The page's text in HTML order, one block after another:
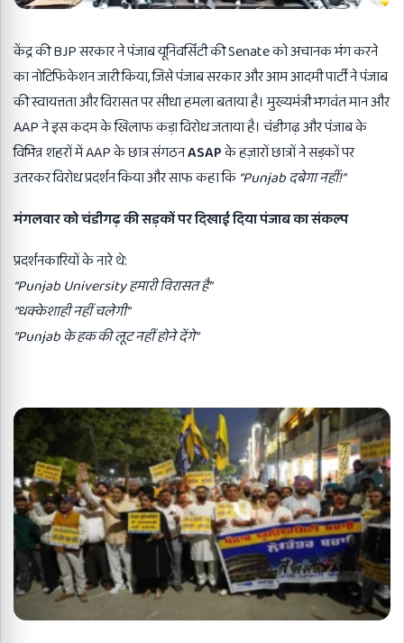
केंद्र की BJP सरकार ने पंजाब यूनिवर्सिटी की Senate को अचानक भंग करने
का नोटिफिकेशन जारी किया, जिसे पंजाब सरकार और आम आदमी पार्टी ने पंजाब
की स्वायत्तता और विरासत पर सीधा हमला बताया है। मुख्यमंत्री भगवंत मान और
AAP ने इस कदम के खिलाफ कड़ा विरोध जताया है। चंडीगढ़ और पंजाब के
विभिन्न शहरों में AAP के छात्र संगठनASAPके हज़ारों छात्रों ने सड़कों पर
उतरकर विरोध प्रदर्शन किया और साफ कहा कि “Punjabदबेगा नहीं!”
मंगलवार को चंडीगढ़ की सड़कों पर दिखाई दिया पंजाब का संकल्प
प्रदर्शनकारियों के नारे थे:
“Punjab Universityहमारी विरासत है”
“धक्केशाही नहीं चलेगी”
“Punjabके हक की लूट नहीं होने देंगे”